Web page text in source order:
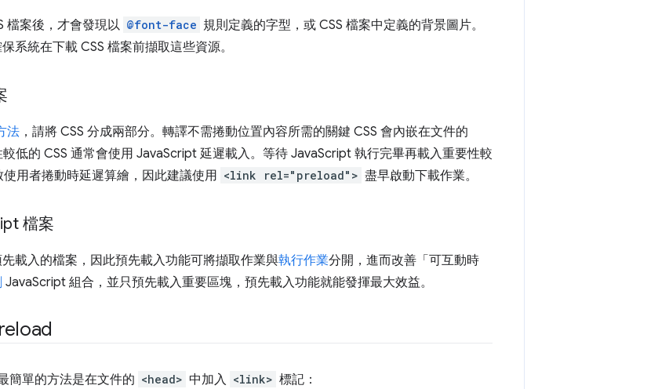
檔案後，才會發現以 @font-face 規則定義的字型，或 CSS 檔案中定義的背景圖片。
系統在下載 CSS 檔案前擷取這些資源。
法 ，請將 CSS 分成兩部分。轉譯不需捲動位置內容所需的關鍵 CSS 會內嵌在文件的
低的 CSS 通常會使用 JavaScript 延遲載入。等待 JavaScript 執行完畢再載入重要性較
用者捲動時延遲算繪，因此建議使用 <link rel="preload"> 盡早啟動下載作業。
檔案
載入的檔案，因此預先載入功能可將擷取作業與執行作業分開，進而改善「可互動時
JavaScript 組合，並只預先載入重要區塊，預先載入功能就能發揮最大效益。
簡單的方法是在文件的 <head> 中加入 <link> 標記：